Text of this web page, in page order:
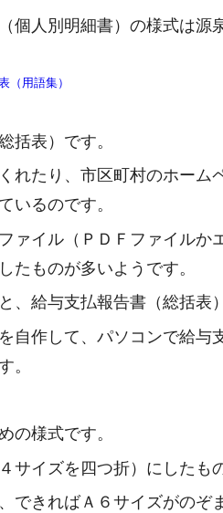
個人別明細書）の様式は
（用語集）
括表）です。
れたり、市区町村のホー
いるのです。
ァイル（ＰＤＦファイル
たものが多いようです。
、給与支払報告書（総括表
自作して、パソコンで給
。
の様式です。
サイズを四つ折）にしたも
できればＡ６サイズがの